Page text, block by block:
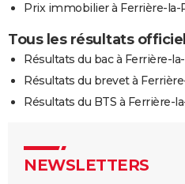
Prix immobilier à Ferrière-la-
Tous les résultats
Résultats du bac à Ferrière-
Résultats du brevet à
Résultats du BTS à Ferrière-
NEWSLETTERS